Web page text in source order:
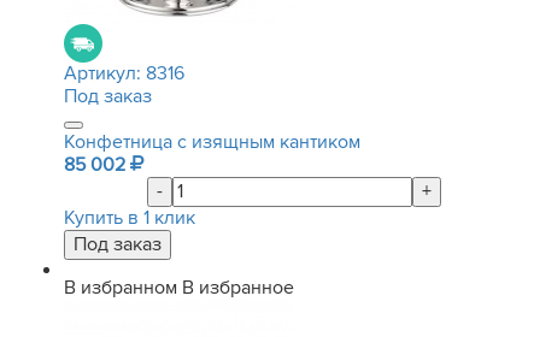
Артикул: 8316
Под заказ
Конфетница с изящным кантиком
85 002
-
+
Купить в 1 клик
В избранном В избранное